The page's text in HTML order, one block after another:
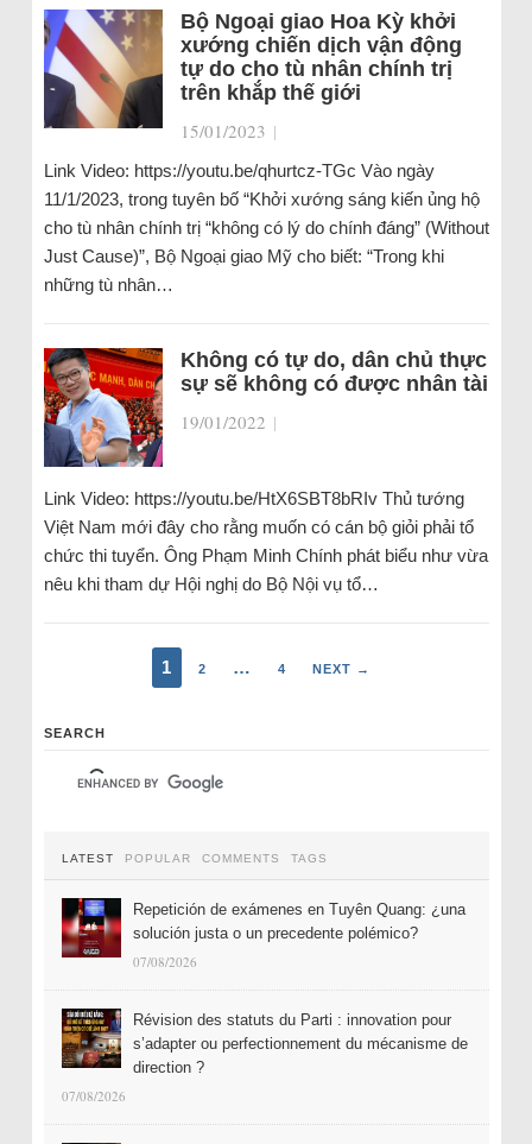
Bộ Ngoại giao Hoa Kỳ khởi
xướng chiến dịch vận động
tự do cho tù nhân chính trị
trên khắp thế giới
15/01/2023 |
Link Video: https://youtu.be/qhurtcz-TGc Vào ngày
11/1/2023, trong tuyên bố “Khởi xướng sáng kiến ủng hộ
cho tù nhân chính trị “không có lý do chính đáng” (Without
Just Cause)”, Bộ Ngoại giao Mỹ cho biết: “Trong khi
những tù nhân…
Không có tự do, dân chủ thực
sự sẽ không có được nhân tài
19/01/2022 |
Link Video: https://youtu.be/HtX6SBT8bRIv Thủ tướng
Việt Nam mới đây cho rằng muốn có cán bộ giỏi phải tổ
chức thi tuyển. Ông Phạm Minh Chính phát biểu như vừa
nêu khi tham dự Hội nghị do Bộ Nội vụ tổ…
1 2 … 4 NEXT →
SEARCH
LATEST POPULAR COMMENTS TAGS
Repetición de exámenes en Tuyên Quang: ¿una
solución justa o un precedente polémico?
07/08/2026
Révision des statuts du Parti : innovation pour
s’adapter ou perfectionnement du mécanisme de
direction ?
07/08/2026